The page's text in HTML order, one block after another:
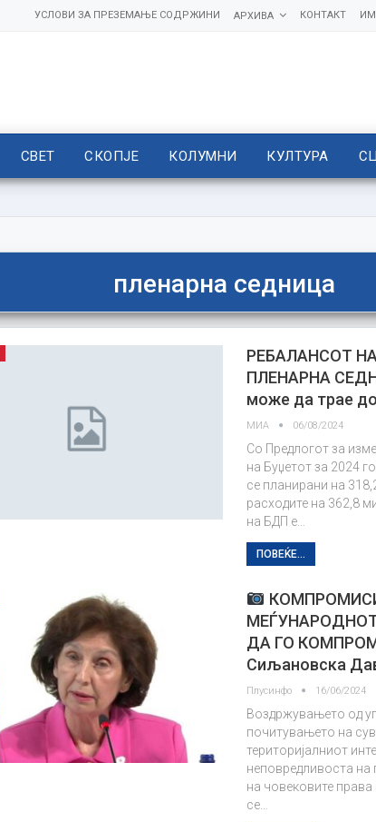
КОНТАКТ
АРХИВА
УСЛОВИ ЗА ПРЕЗЕМАЊЕ СОДРЖИНИ
СВЕТ СКОПЈЕ КОЛУМНИ КУЛТУРА
пленарна седница
РЕБАЛАНСОТ
ПЛЕНАРНА
може да трае
МИА 06/08/2024
Со Предлогот за
на Буџетот за 2024
се планирани на
расходите на 362,8
на БДП е…
ПОВЕЌЕ...
ДА ГО
Сиљановска
Плусинфо 16/06/2024
Воздржувањето од
почитувањето на
територијалниот
неповредливоста на
на човековите
се…